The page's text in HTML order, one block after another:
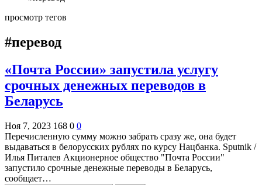
просмотр тегов
#перевод
«Почта России» запустила услугу
срочных денежных переводов в
Беларусь
Ноя 7, 2023 168 0 0
Перечисленную сумму можно забрать сразу же, она будет
выдаваться в белорусских рублях по курсу Нацбанка. Sputnik /
Илья Питалев Акционерное общество "Почта России"
запустило срочные денежные переводы в Беларусь,
сообщает…